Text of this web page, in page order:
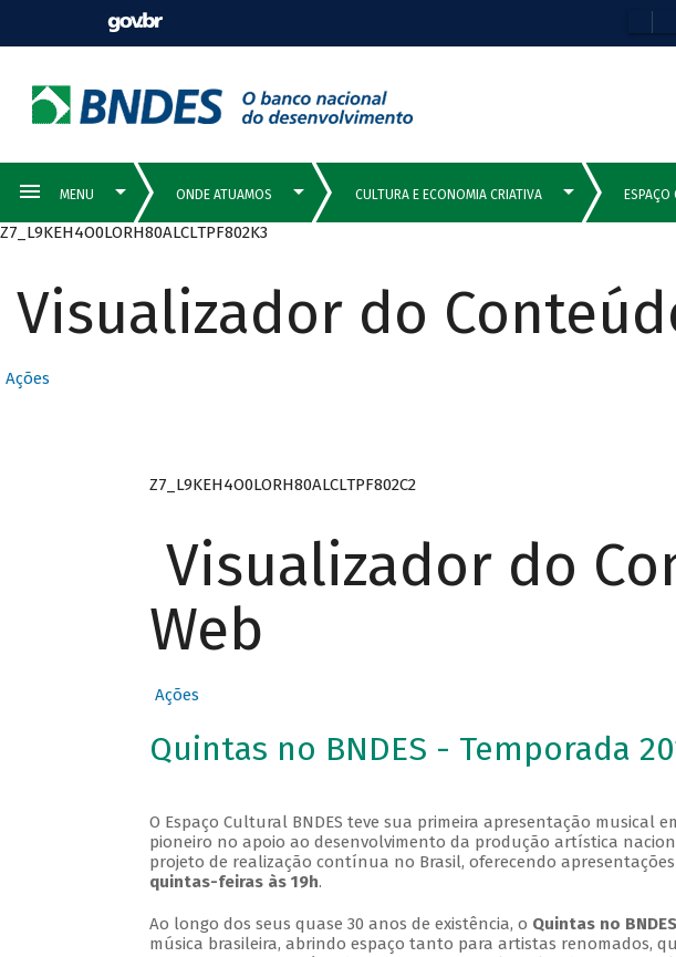
Z7_L9KEH4O0LORH80ALCLTPF802K3
Visualizador do
Ações
Z7_L9KEH4O0LORH80ALCLTPF802C2
Visualizador do
Web
Ações
Quintas no BNDES - Temporada
O Espaço Cultural BNDES teve sua primeira apresentação musical
pioneiro no apoio ao desenvolvimento da produção artística
projeto de realização contínua no Brasil, oferecendo
quintas-feiras às 19h.
Ao longo dos seus quase 30 anos de existência, o Quintas no BNDES
música brasileira, abrindo espaço tanto para artistas renomados,